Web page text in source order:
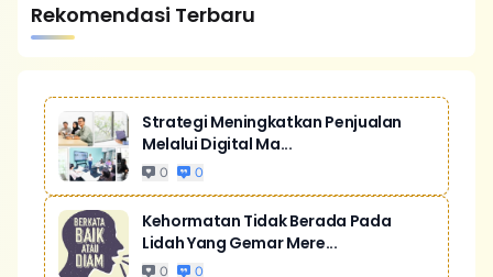
Rekomendasi Terbaru
Strategi Meningkatkan Penjualan
Melalui Digital Ma...
0 0
Kehormatan Tidak Berada Pada
Lidah Yang Gemar Mere...
0 0